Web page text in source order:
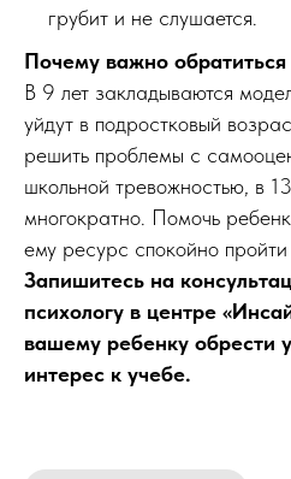
грубит и не слушается.
Почему важно обратиться
В 9 лет закладываются
уйдут в подростковый
решить проблемы с
школьной тревожностью, в
многократно. Помочь
ему ресурс спокойно пройти
Запишитесь на
психологу в центре
вашему ребенку обрести
интерес к учебе.